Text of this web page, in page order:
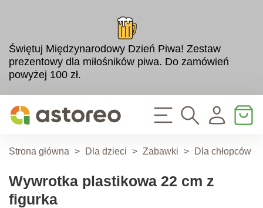
Świętuj Międzynarodowy Dzień Piwa! Zestaw
prezentowy dla miłośników piwa. Do zamówień
powyżej 100 zł.
Strona główna > Dla dzieci > Zabawki > Dla chłopców
Wywrotka plastikowa 22 cm z
figurka